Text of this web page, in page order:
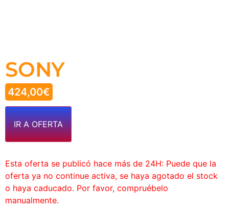
SONY
424,00€
IR A OFERTA
Esta oferta se publicó hace más de 24H: Puede que la
oferta ya no continue activa, se haya agotado el stock
o haya caducado. Por favor, compruébelo
manualmente.